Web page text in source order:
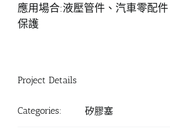
應用場合:液壓管件、汽車零配
保護
Project Details
Categories: 矽膠塞